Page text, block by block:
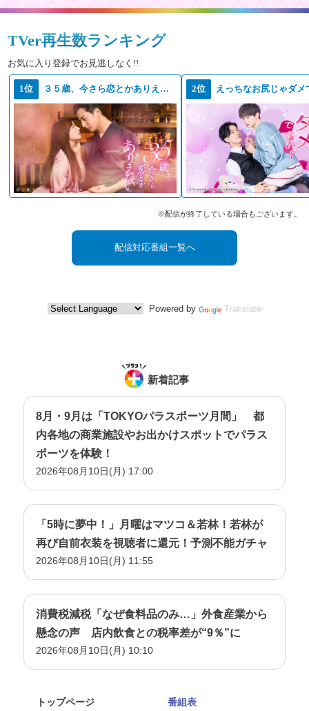
TVer再生数ランキング
お気に入り登録でお見逃しなく!!
1位 ３５歳、今さら恋とかありえない 2位 えっちなお尻じゃダメ
※配信が終了している場合もございます。
配信対応番組一覧へ
Powered by Translate
新着記事
8月・9月は「TOKYOパラスポーツ月間」 都
内各地の商業施設やお出かけスポットでパラス
ポーツを体験！
2026年08月10日(月) 17:00
「5時に夢中！」月曜はマツコ＆若林！若林が
再び自前衣装を視聴者に還元！予測不能ガチャ
2026年08月10日(月) 11:55
消費税減税「なぜ食料品のみ…」外食産業から
懸念の声 店内飲食との税率差が“9％”に
2026年08月10日(月) 10:10
トップページ 番組表